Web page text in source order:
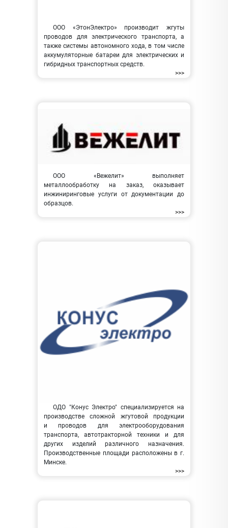
ООО «ЭтонЭлектро» производит жгуты
проводов для электрического транспорта, а
также системы автономного хода, в том числе
аккумуляторные батареи для электрических и
гибридных транспортных средств.
>>>
ООО «Вежелит» выполняет
металлообработку на заказ, оказывает
инжиниринговые услуги от документации до
образцов.
>>>
ОДО "Конус Электро" специализируется на
производстве сложной жгутовой продукции
и проводов для электрооборудования
транспорта, автотракторной техники и для
других изделий различного назначения.
Производственные площади расположены в г.
Минске.
>>>